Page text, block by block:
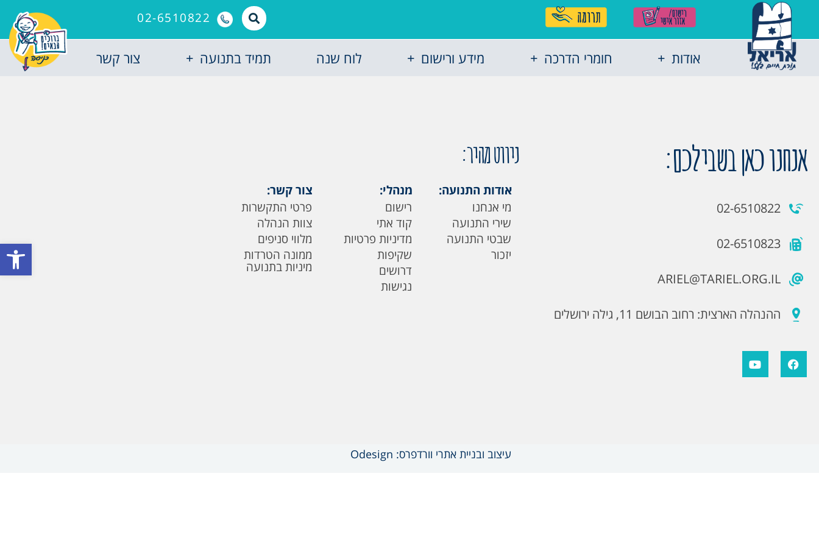
פתח
02-6510822
אודות חומרי הדרכה מידע ורישום לוח שנה תמיד בתנועה צור קשר
אנחנו כאן בשבילכם:
02-6510822
02-6510823
ARIEL@TARIEL.ORG.IL
ההנהלה הארצית: רחוב הבושם 11, גילה ירושלים
ניווט מהיר:
אודות התנועה:
מי אנחנו
שירי התנועה
שבטי התנועה
יזכור
מנהלי:
רישום
קוד אתי
מדיניות פרטיות
שקיפות
דרושים
נגישות
צור קשר:
פרטי התקשרות
צוות הנהלה
מלווי סניפים
ממונה הטרדות
מיניות בתנועה
עיצוב ובניית אתרי וורדפרס: Odesign